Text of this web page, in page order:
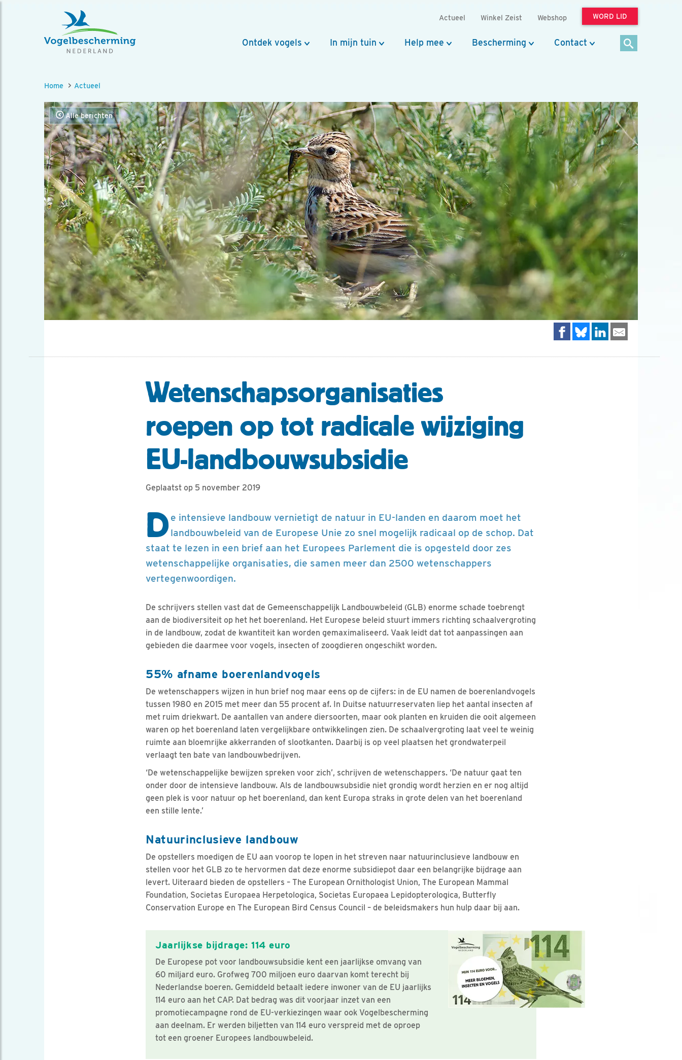
Actueel Winkel Zeist Webshop WORD LID
Ontdek vogels In mijn tuin Help mee Bescherming Contact
Home Actueel
Alle berichten
Wetenschapsorganisaties
roepen op tot radicale wijziging
EU-landbouwsubsidie
Geplaatst op 5 november 2019
De intensieve landbouw vernietigt de natuur in EU-landen en daarom moet het
landbouwbeleid van de Europese Unie zo snel mogelijk radicaal op de schop. Dat
staat te lezen in een brief aan het Europees Parlement die is opgesteld door zes
wetenschappelijke organisaties, die samen meer dan 2500 wetenschappers
vertegenwoordigen.
De schrijvers stellen vast dat de Gemeenschappelijk Landbouwbeleid (GLB) enorme schade toebrengt
aan de biodiversiteit op het het boerenland. Het Europese beleid stuurt immers richting schaalvergroting
in de landbouw, zodat de kwantiteit kan worden gemaximaliseerd. Vaak leidt dat tot aanpassingen aan
gebieden die daarmee voor vogels, insecten of zoogdieren ongeschikt worden.
55% afname boerenlandvogels
De wetenschappers wijzen in hun brief nog maar eens op de cijfers: in de EU namen de boerenlandvogels
tussen 1980 en 2015 met meer dan 55 procent af. In Duitse natuurreservaten liep het aantal insecten af
met ruim driekwart. De aantallen van andere diersoorten, maar ook planten en kruiden die ooit algemeen
waren op het boerenland laten vergelijkbare ontwikkelingen zien. De schaalvergroting laat veel te weinig
ruimte aan bloemrijke akkerranden of slootkanten. Daarbij is op veel plaatsen het grondwaterpeil
verlaagt ten bate van landbouwbedrijven.
‘De wetenschappelijke bewijzen spreken voor zich’, schrijven de wetenschappers. ‘De natuur gaat ten
onder door de intensieve landbouw. Als de landbouwsubsidie niet grondig wordt herzien en er nog altijd
geen plek is voor natuur op het boerenland, dan kent Europa straks in grote delen van het boerenland
een stille lente.’
Natuurinclusieve landbouw
De opstellers moedigen de EU aan voorop te lopen in het streven naar natuurinclusieve landbouw en
stellen voor het GLB zo te hervormen dat deze enorme subsidiepot daar een belangrijke bijdrage aan
levert. Uiteraard bieden de opstellers – The European Ornithologist Union, The European Mammal
Foundation, Societas Europaea Herpetologica, Societas Europaea Lepidopterologica, Butterfly
Conservation Europe en The European Bird Census Council – de beleidsmakers hun hulp daar bij aan.
Jaarlijkse bijdrage: 114 euro
De Europese pot voor landbouwsubsidie kent een jaarlijkse omvang van
60 miljard euro. Grofweg 700 miljoen euro daarvan komt terecht bij
Nederlandse boeren. Gemiddeld betaalt iedere inwoner van de EU jaarlijks
114 euro aan het CAP. Dat bedrag was dit voorjaar inzet van een
promotiecampagne rond de EU-verkiezingen waar ook Vogelbescherming
aan deelnam. Er werden biljetten van 114 euro verspreid met de oproep
tot een groener Europees landbouwbeleid.